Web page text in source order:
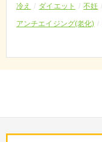
冷え ダイエット 不妊
アンチエイジング(老化)